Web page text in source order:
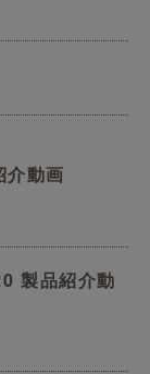
動画
製品紹介動